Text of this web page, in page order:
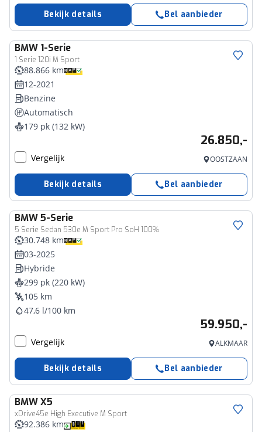
Bekijk details Bel aanbieder
BMW 1-Serie
1 Serie 120i M Sport
88.866 km
12-2021
Benzine
Automatisch
179 pk (132 kW)
26.850,-
Vergelijk OOSTZAAN
Bekijk details Bel aanbieder
BMW5-Serie
5 Serie Sedan 530e M Sport Pro SoH 100%
30.748 km
03-2025
Hybride
299 pk (220 kW)
105 km
47,6 l/100 km
59.950,-
Vergelijk ALKMAAR
Bekijk details Bel aanbieder
BMWX5
xDrive45e High Executive M Sport
92.386 km